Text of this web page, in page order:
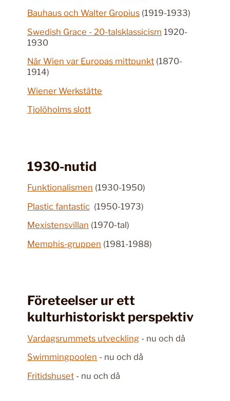
Bauhaus och Walter Gropius (1919-1933)
Swedish Grace - 20-talsklassicism 1920-
1930
När Wien var Europas mittpunkt (1870-
1914)
Wiener Werkstätte
Tjolöholms slott
1930-nutid
Funktionalismen (1930-1950)
Plastic fantastic (1950-1973)
Mexistensvillan (1970-tal)
Memphis-gruppen (1981-1988)
Företeelser ur ett
kulturhistoriskt perspektiv
Vardagsrummets utveckling - nu och då
Swimmingpoolen - nu och då
Fritidshuset - nu och då